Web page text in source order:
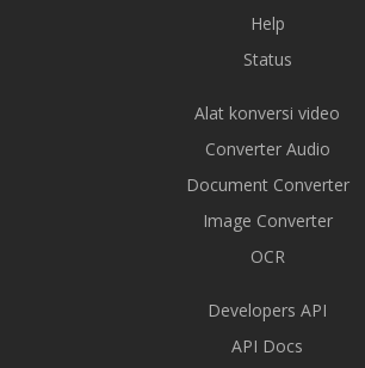
Help
Status
Alat konversi video
Converter Audio
Document Converter
Image Converter
OCR
Developers API
API Docs